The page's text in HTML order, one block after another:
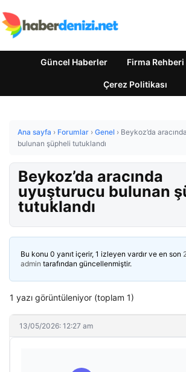
Güncel Haberler Firma Rehberi
Çerez Politikası
Ana sayfa › Forumlar › Genel › Beykoz’da
bulunan şüpheli tutuklandı
Beykoz’da aracında
uyuşturucu bulunan
tutuklandı
Bu konu 0 yanıt içerir, 1 izleyen vardır ve en son
admin tarafından güncellenmiştir.
1 yazı görüntüleniyor (toplam 1)
13/05/2026: 12:27 am